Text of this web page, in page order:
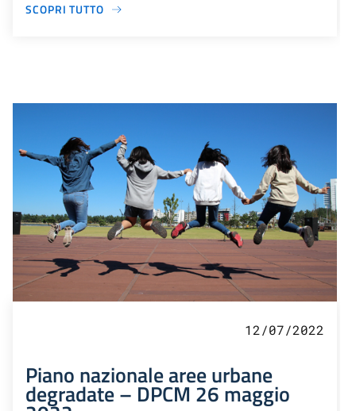
SCOPRI TUTTO
12/07/2022
Piano nazionale aree urbane
degradate – DPCM 26 maggio